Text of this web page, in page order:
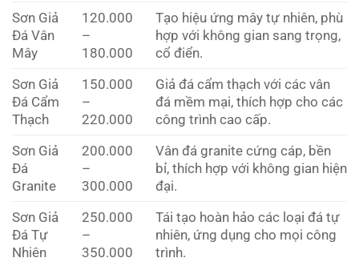
Sơn Giả
Đá Vân
Mây
120.000
–
180.000
Tạo hiệu ứng mây tự nhiên, phù
hợp với không gian sang trọng,
cổ điển.
Sơn Giả
Đá Cẩm
Thạch
150.000
–
220.000
Giả đá cẩm thạch với các vân
đá mềm mại, thích hợp cho các
công trình cao cấp.
Sơn Giả
Đá
Granite
200.000
–
300.000
Vân đá granite cứng cáp, bền
bỉ, thích hợp với không gian hiện
đại.
Sơn Giả
Đá Tự
Nhiên
250.000
–
350.000
Tái tạo hoàn hảo các loại đá tự
nhiên, ứng dụng cho mọi công
trình.